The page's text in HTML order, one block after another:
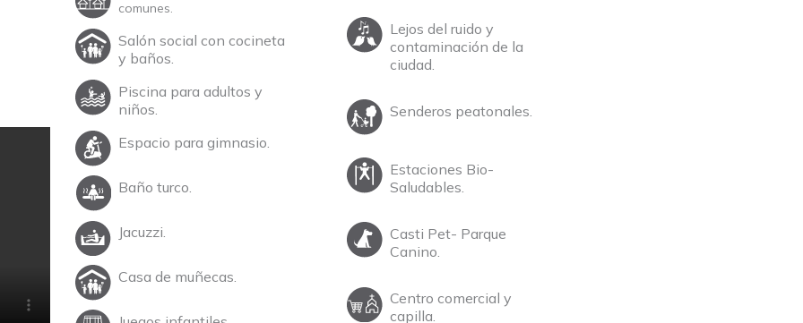
comunes.
Salón social con cocineta
y baños.
Piscina para adultos y
niños.
Espacio para gimnasio.
Baño turco.
Jacuzzi.
Casa de muñecas.
Lejos del ruido y
contaminación de la
ciudad.
Senderos peatonales.
Estaciones Bio-
Saludables.
Casti Pet- Parque
Canino.
Centro comercial y
capilla.